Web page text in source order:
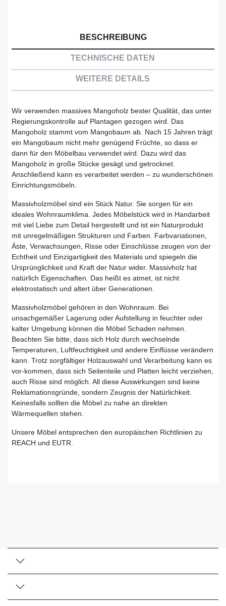
BESCHREIBUNG
TECHNISCHE DATEN
WEITERE DETAILS
Wir verwenden massives Mangoholz bester Qualität, das unter
Regierungskontrolle auf Plantagen gezogen wird. Das
Mangoholz stammt vom Mangobaum ab. Nach 15 Jahren trägt
ein Mangobaum nicht mehr genügend Früchte, so dass er
dann für den Möbelbau verwendet wird. Dazu wird das
Mangoholz in große Stücke gesägt und getrocknet.
Anschließend kann es verarbeitet werden – zu wunderschönen
Einrichtungsmöbeln.
Massivholzmöbel sind ein Stück Natur. Sie sorgen für ein
ideales Wohnraumklima. Jedes Möbelstück wird in Handarbeit
mit viel Liebe zum Detail hergestellt und ist ein Naturprodukt
mit unregelmäßigen Strukturen und Farben. Farbvariationen,
Äste, Verwachsungen, Risse oder Einschlüsse zeugen von der
Echtheit und Einzigartigkeit des Materials und spiegeln die
Ursprünglichkeit und Kraft der Natur wider. Massivholz hat
natürlich Eigenschaften. Das heißt es atmet, ist nicht
elektrostatisch und altert über Generationen.
Massivholzmöbel gehören in den Wohnraum. Bei
unsachgemäßer Lagerung oder Aufstellung in feuchter oder
kalter Umgebung können die Möbel Schaden nehmen.
Beachten Sie bitte, dass sich Holz durch wechselnde
Temperaturen, Luftfeuchtigkeit und andere Einflüsse verändern
kann. Trotz sorgfältiger Holzauswahl und Verarbeitung kann es
vor-kommen, dass sich Seitenteile und Platten leicht verziehen,
auch Risse sind möglich. All diese Auswirkungen sind keine
Reklamationsgründe, sondern Zeugnis der Natürlichkeit.
Keinesfalls sollten die Möbel zu nahe an direkten
Wärmequellen stehen.
Unsere Möbel entsprechen den europäischen Richtlinien zu
REACH und EUTR.